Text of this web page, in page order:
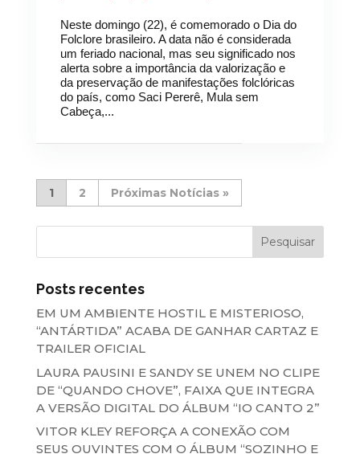
Neste domingo (22), é comemorado o Dia do
Folclore brasileiro. A data não é considerada
um feriado nacional, mas seu significado nos
alerta sobre a importância da valorização e
da preservação de manifestações folclóricas
do país, como Saci Pererê, Mula sem
Cabeça,...
1 2 »
Posts recentes
EM UM AMBIENTE HOSTIL E MISTERIOSO,
“ANTÁRTIDA” ACABA DE GANHAR CARTAZ E
TRAILER OFICIAL
LAURA PAUSINI E SANDY SE UNEM NO CLIPE
DE “QUANDO CHOVE”, FAIXA QUE INTEGRA
A VERSÃO DIGITAL DO ÁLBUM “IO CANTO 2”
VITOR KLEY REFORÇA A CONEXÃO COM
SEUS OUVINTES COM O ÁLBUM “SOZINHO E